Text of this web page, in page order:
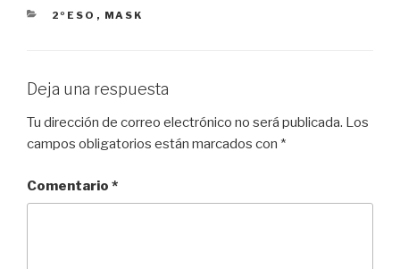
CATEGORÍAS
2ºESO , MASK
Deja una respuesta
Tu dirección de correo electrónico no será publicada. Los
campos obligatorios están marcados con *
Comentario *